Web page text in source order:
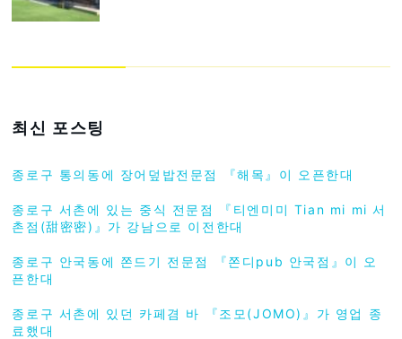
최신 포스팅
종로구 통의동에 장어덮밥전문점 『해목』이 오픈한대
종로구 서촌에 있는 중식 전문점 『티엔미미 Tian mi mi 서
촌점(甜密密)』가 강남으로 이전한대
종로구 안국동에 쫀드기 전문점 『쫀디pub 안국점』이 오
픈한대
종로구 서촌에 있던 카페겸 바 『조모(JOMO)』가 영업 종
료했대